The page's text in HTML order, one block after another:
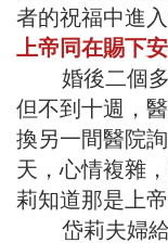
者的祝福中進入
上帝同在賜下
婚後二個多
但不到十週，
換另一間醫院
天，心情複雜
莉知道那是上
岱莉夫婦給